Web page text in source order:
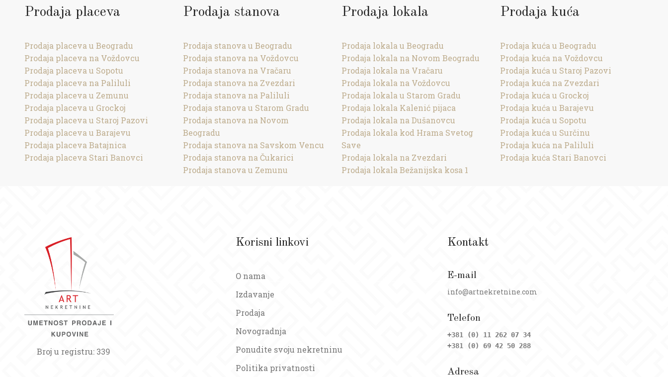
Prodaja placeva
Prodaja placeva u Beogradu
Prodaja placeva na Voždovcu
Prodaja placeva u Sopotu
Prodaja placeva na Paliluli
Prodaja placeva u Zemunu
Prodaja placeva u Grockoj
Prodaja placeva u Staroj Pazovi
Prodaja placeva u Barajevu
Prodaja placeva Batajnica
Prodaja placeva Stari Banovci
Prodaja stanova
Prodaja stanova u Beogradu
Prodaja stanova na Voždovcu
Prodaja stanova na Vračaru
Prodaja stanova na Zvezdari
Prodaja stanova na Paliluli
Prodaja stanova u Starom Gradu
Prodaja stanova na Novom
Beogradu
Prodaja stanova na Savskom Vencu
Prodaja stanova na Čukarici
Prodaja stanova u Zemunu
Prodaja lokala
Prodaja lokala u Beogradu
Prodaja lokala na Novom Beogradu
Prodaja lokala na Vračaru
Prodaja lokala na Voždovcu
Prodaja lokala u Starom Gradu
Prodaja lokala Kalenić pijaca
Prodaja lokala na Dušanovcu
Prodaja lokala kod Hrama Svetog
Save
Prodaja lokala na Zvezdari
Prodaja lokala Bežanijska kosa 1
Prodaja kuća
Prodaja kuća u Beogradu
Prodaja kuća na Voždovcu
Prodaja kuća u Staroj Pazovi
Prodaja kuća na Zvezdari
Prodaja kuća u Grockoj
Prodaja kuća u Barajevu
Prodaja kuća u Sopotu
Prodaja kuća u Surčinu
Prodaja kuća na Paliluli
Prodaja kuća Stari Banovci
Broj u registru: 339
Korisni linkovi
O nama
Izdavanje
Prodaja
Novogradnja
Ponudite svoju nekretninu
Politika privatnosti
Kontakt
E-mail
info@artnekretnine.com
Telefon
+381 (0) 11 262 07 34
+381 (0) 69 42 50 288
Adresa